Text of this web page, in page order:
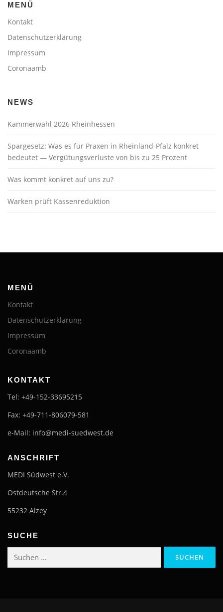
MENÜ
Kontakt
Datenschutzerklärung
Impressum
Coronaamb
NEWS
Kammerwahl 2026 Rheinhessen
Spargesetz: Was es für Praxen in Rheinland-Pfalz konkret
bedeutet — Vergütungsverluste von bis zu 25 Prozent
Was kommt konkret auf uns zu?
Warken prüft Kassenreduktion
MENÜ
Kontakt
Datenschutzerklärung
Impressum
Coronaamb
KONTAKT
Tel: +49-152-33695215
Fax: +49-711-806079-581
e-Mail: info@medi-suedwest.de
ANSCHRIFT
MEDI Südwest e.V.
Ostdeutsche Str.4
55232 Alzey
SUCHE
Suchen